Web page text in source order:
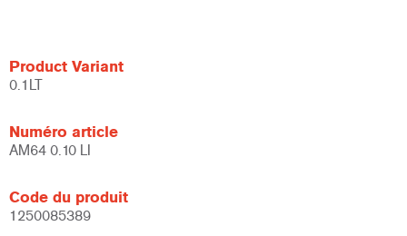
Product Variant
0.1LT
Numéro article
AM64 0.10 LI
Code du produit
1250085389